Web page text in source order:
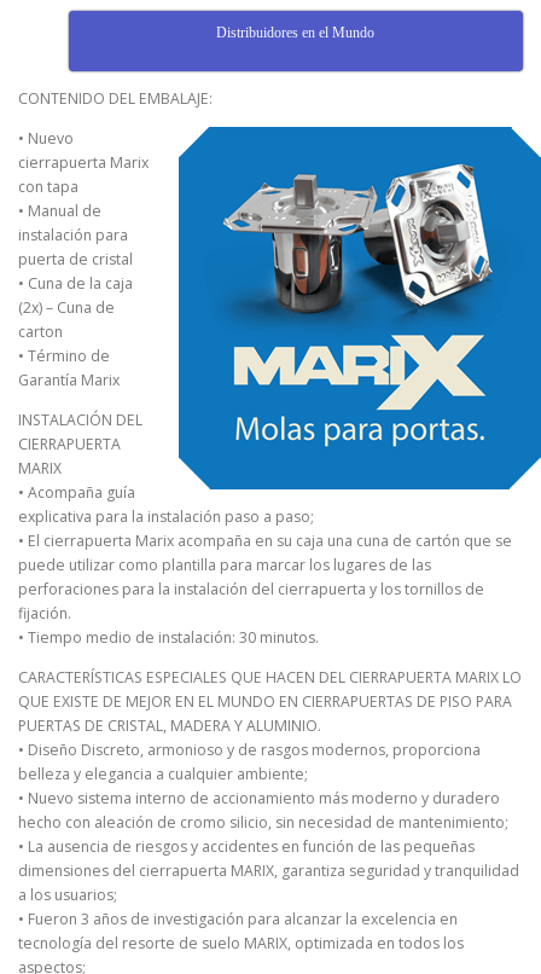
Distribuidores en el Mundo
CONTENIDO DEL EMBALAJE:
• Nuevo
cierrapuerta Marix
con tapa
• Manual de
instalación para
puerta de cristal
• Cuna de la caja
(2x) – Cuna de
carton
• Término de
Garantía Marix
INSTALACIÓN DEL
CIERRAPUERTA
MARIX
• Acompaña guía
explicativa para la instalación paso a paso;
• El cierrapuerta Marix acompaña en su caja una cuna de cartón que se
puede utilizar como plantilla para marcar los lugares de las
perforaciones para la instalación del cierrapuerta y los tornillos de
fijación.
• Tiempo medio de instalación: 30 minutos.
CARACTERÍSTICAS ESPECIALES QUE HACEN DEL CIERRAPUERTA MARIX LO
QUE EXISTE DE MEJOR EN EL MUNDO EN CIERRAPUERTAS DE PISO PARA
PUERTAS DE CRISTAL, MADERA Y ALUMINIO.
• Diseño Discreto, armonioso y de rasgos modernos, proporciona
belleza y elegancia a cualquier ambiente;
• Nuevo sistema interno de accionamiento más moderno y duradero
hecho con aleación de cromo silicio, sin necesidad de mantenimiento;
• La ausencia de riesgos y accidentes en función de las pequeñas
dimensiones del cierrapuerta MARIX, garantiza seguridad y tranquilidad
a los usuarios;
• Fueron 3 años de investigación para alcanzar la excelencia en
tecnología del resorte de suelo MARIX, optimizada en todos los
aspectos;